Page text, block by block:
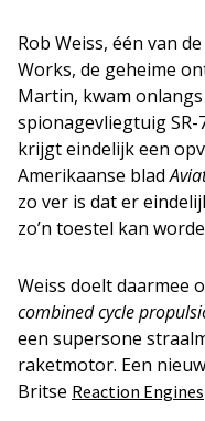
Rob Weiss, één van
Works, de geheime
Martin, kwam
spionagevliegtuig SR-
krijgt eindelijk een
Amerikaanse blad
zo ver is dat er
zo’n toestel kan
Weiss doelt daarmee
combined cycle
een supersone
raketmotor. Een
Britse Reaction Engines